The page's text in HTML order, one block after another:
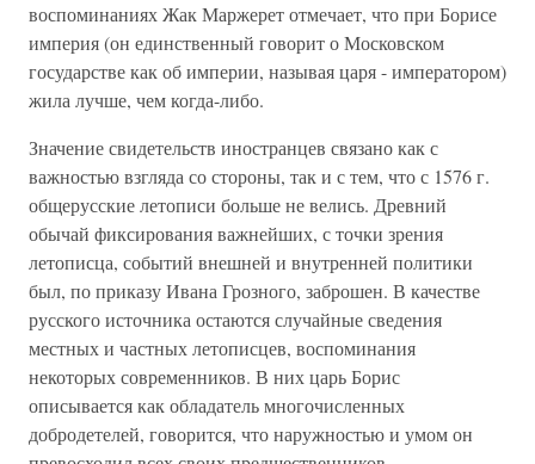
воспоминаниях Жак Маржерет отмечает, что при Борисе
империя (он единственный говорит о Московском
государстве как об империи, называя царя - императором)
жила лучше, чем когда-либо.
Значение свидетельств иностранцев связано как с
важностью взгляда со стороны, так и с тем, что с 1576 г.
общерусские летописи больше не велись. Древний
обычай фиксирования важнейших, с точки зрения
летописца, событий внешней и внутренней политики
был, по приказу Ивана Грозного, заброшен. В качестве
русского источника остаются случайные сведения
местных и частных летописцев, воспоминания
некоторых современников. В них царь Борис
описывается как обладатель многочисленных
добродетелей, говорится, что наружностью и умом он